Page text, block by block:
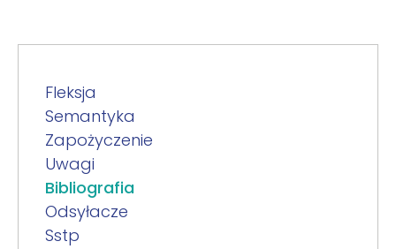
Fleksja
Semantyka
Zapożyczenie
Uwagi
Bibliografia
Odsyłacze
Sstp